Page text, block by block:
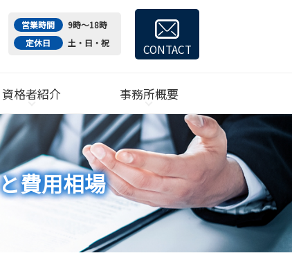
費用相場
営業時間
9時～18時
定休日
土・日・祝 CONTACT
資格者紹介 事務所概要